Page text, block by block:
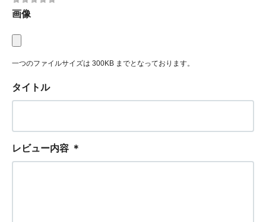
画像
一つのファイルサイズは 300KB までとなっております。
タイトル
レビュー内容 ＊